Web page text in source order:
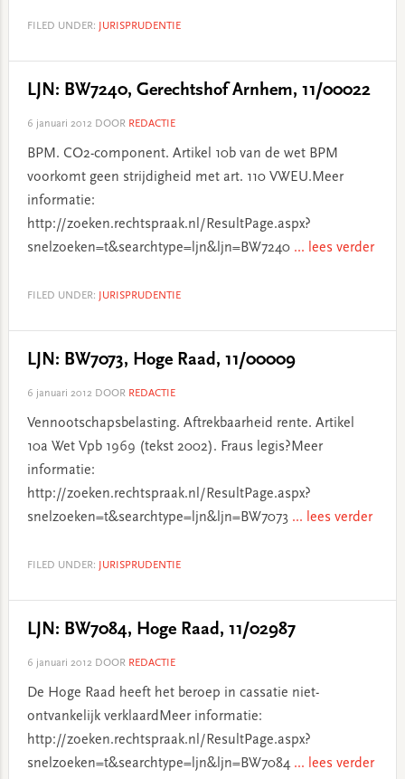
FILED UNDER: JURISPRUDENTIE
LJN: BW7240, Gerechtshof Arnhem, 11/00022
6 januari 2012DOOR REDACTIE
BPM. CO2-component. Artikel 10b van de wet BPM
voorkomt geen strijdigheid met art. 110 VWEU.Meer
informatie:
http://zoeken.rechtspraak.nl/ResultPage.aspx?
snelzoeken=t&searchtype=ljn&ljn=BW7240 ... lees verder
FILED UNDER: JURISPRUDENTIE
LJN: BW7073, Hoge Raad, 11/00009
6 januari 2012DOOR REDACTIE
Vennootschapsbelasting. Aftrekbaarheid rente. Artikel
10a Wet Vpb 1969 (tekst 2002). Fraus legis?Meer
informatie:
http://zoeken.rechtspraak.nl/ResultPage.aspx?
snelzoeken=t&searchtype=ljn&ljn=BW7073 ... lees verder
FILED UNDER: JURISPRUDENTIE
LJN: BW7084, Hoge Raad, 11/02987
6 januari 2012DOOR REDACTIE
De Hoge Raad heeft het beroep in cassatie niet-
ontvankelijk verklaardMeer informatie:
http://zoeken.rechtspraak.nl/ResultPage.aspx?
snelzoeken=t&searchtype=ljn&ljn=BW7084 ... lees verder